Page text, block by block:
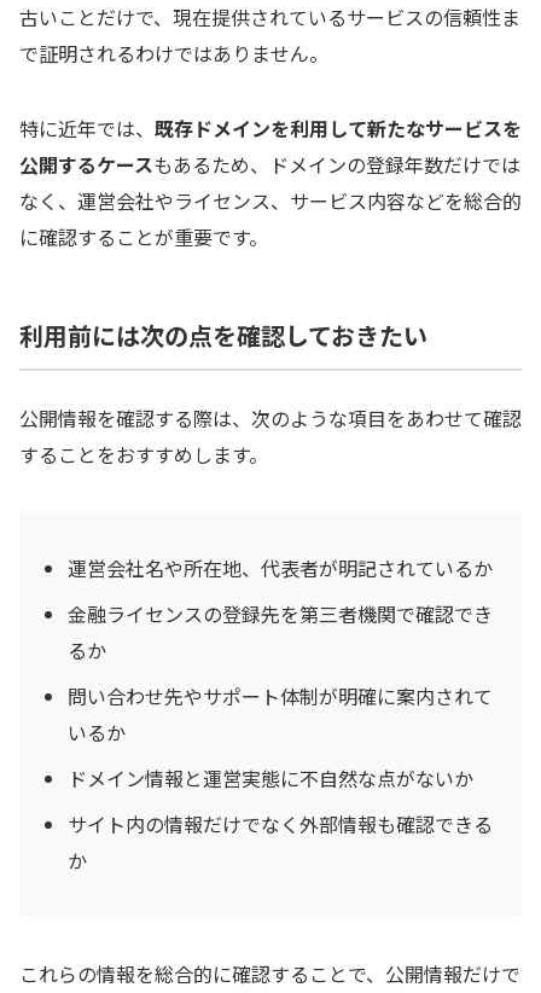
古いことだけで、現在提供されているサービスの信頼性ま
で証明されるわけではありません。
特に近年では、 既存ドメインを利用して新たなサービスを
公開するケースもあるため、ドメインの登録年数だけでは
なく、運営会社やライセンス、サービス内容などを総合的
に確認することが重要です。
利用前には次の点を確認しておきたい
公開情報を確認する際は、次のような項目をあわせて確認
することをおすすめします。
運営会社名や所在地、代表者が明記されているか
金融ライセンスの登録先を第三者機関で確認でき
るか
問い合わせ先やサポート体制が明確に案内されて
いるか
ドメイン情報と運営実態に不自然な点がないか
サイト内の情報だけでなく外部情報も確認できる
か
これらの情報を総合的に確認することで、公開情報だけで